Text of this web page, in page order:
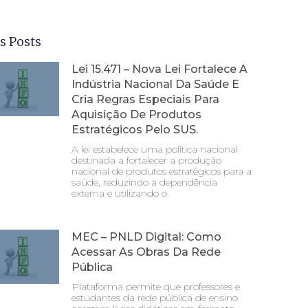
Posts
Lei 15.471 – Nova Lei Fortalece A
Indústria Nacional Da Saúde E
Cria Regras Especiais Para
Aquisição De Produtos
Estratégicos Pelo SUS.
A lei estabelece uma política nacional
destinada a fortalecer a produção
nacional de produtos estratégicos para a
saúde, reduzindo a dependência
externa e utilizando o
MEC – PNLD Digital: Como
Acessar As Obras Da Rede
Pública
Plataforma permite que professores e
estudantes da rede pública de ensino